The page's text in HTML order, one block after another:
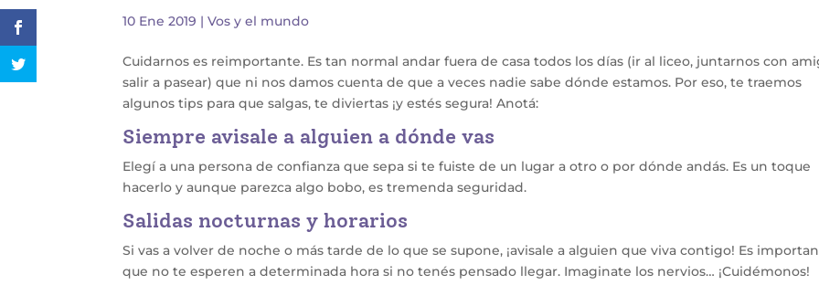
10 Ene 2019 |Vos y el mundo
Cuidarnos es reimportante. Es tan normal andar fuera de casa todos los días (ir al liceo, juntarnos con
salir a pasear) que ni nos damos cuenta de que a veces nadie sabe dónde estamos. Por eso, te traemos
algunos tips para que salgas, te diviertas ¡y estés segura! Anotá:
Siempre avisale a alguien a dónde vas
Elegí a una persona de confianza que sepa si te fuiste de un lugar a otro o por dónde andás. Es un toque
hacerlo y aunque parezca algo bobo, es tremenda seguridad.
Salidas nocturnas y horarios
Si vas a volver de noche o más tarde de lo que se supone, ¡avisale a alguien que viva contigo! Es
que no te esperen a determinada hora si no tenés pensado llegar. Imaginate los nervios… ¡Cuidémonos!